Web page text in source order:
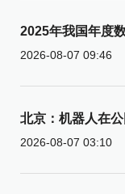
2025年我国年度
2026-08-07 09:46
北京：机器人在
2026-08-07 03:10